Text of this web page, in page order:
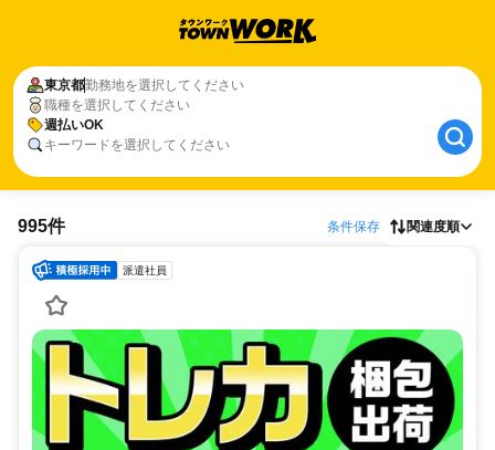
東京都勤務地を選択してください
職種を選択してください
週払いOK
キーワードを選択してください
995件 条件保存 関連度順
派遣社員